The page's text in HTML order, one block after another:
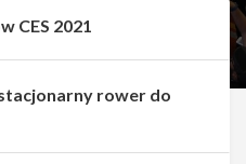
CES 2021
rower do